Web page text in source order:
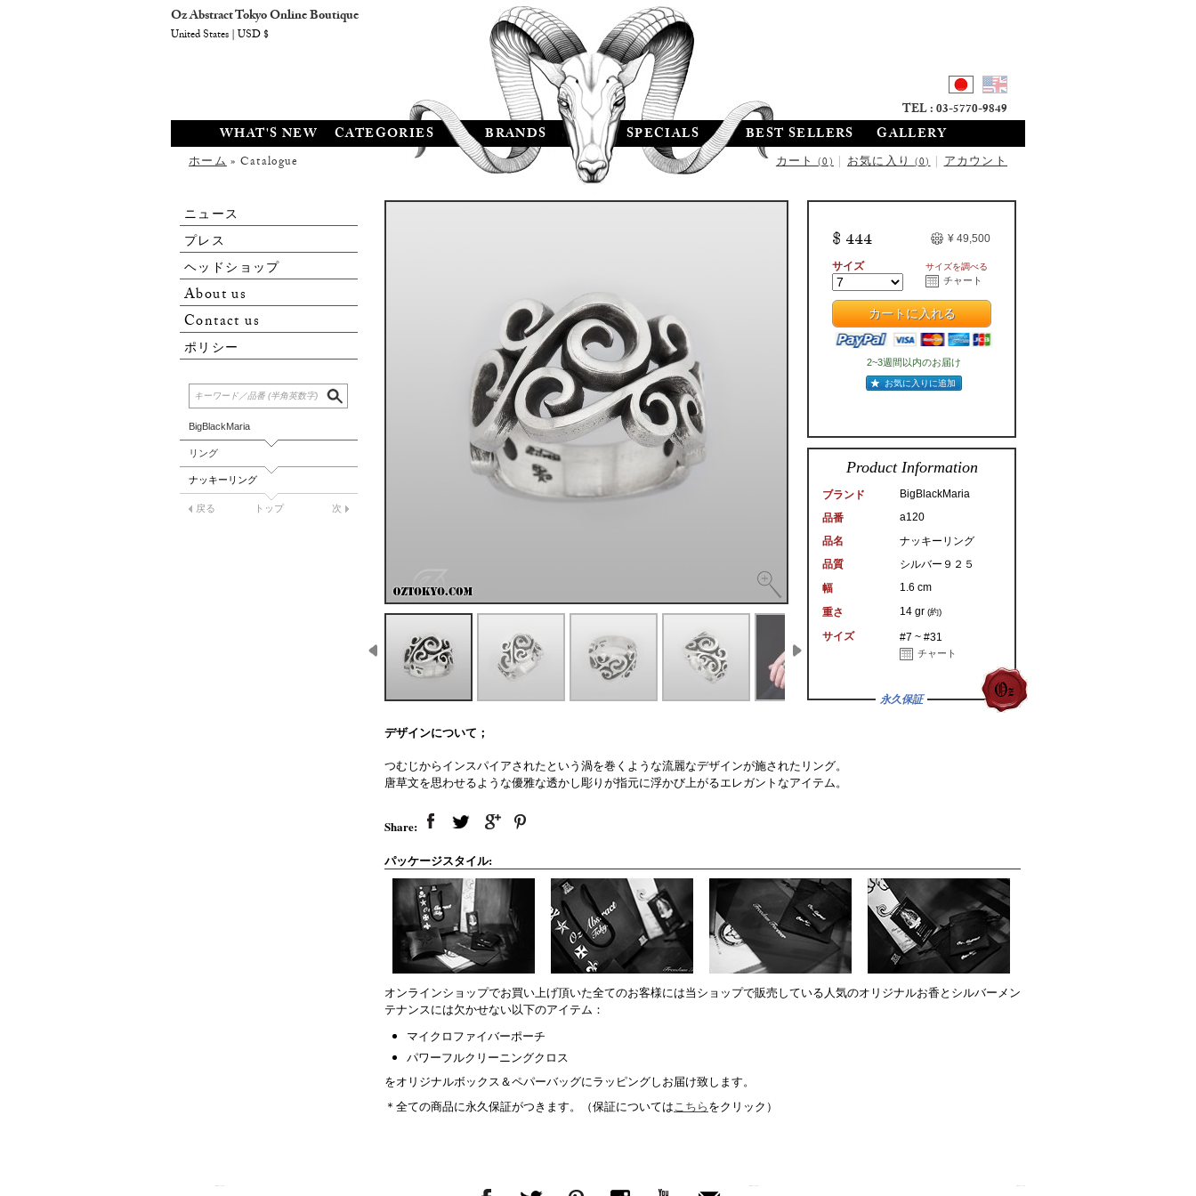
WHAT'S NEW CATEGORIES BRANDS SPECIALS BEST SELLERS GALLERY
カート(0)|お気に入り(0)|アカウント
ホーム» Catalogue
TEL : 03-5770-9849
ニュース
プレス
ヘッドショップ
About us
Contact us
ポリシー
BigBlackMaria
リング
ナッキーリング
戻る トップ 次
¥ 49,500
$ 444
サイズ サイズを調べる
チャート
カートに入れる
2~3週間以内のお届け
お気に入りに追加
Product Information
ブランド
BigBlackMaria
品番
a120
品名
ナッキーリング
品質
シルバー９２５
幅
1.6 cm
重さ
14 gr (約)
サイズ #7 ~ #31
チャート
永久保証
デザインについて；
つむじからインスパイアされたという渦を巻くような流麗なデザインが施されたリング。
唐草文を思わせるような優雅な透かし彫りが指元に浮かび上がるエレガントなアイテム。
Share:
パッケージスタイル:
オンラインショップでお買い上げ頂いた全てのお客様には当ショップで販売している人気のオリジナルお香とシルバーメン
テナンスには欠かせない以下のアイテム：
マイクロファイバーポーチ
パワーフルクリーニングクロス
をオリジナルボックス＆ペパーバッグにラッピングしお届け致します。
＊全ての商品に永久保証がつきます。（保証についてはこちらをクリック）
Oz Abstract Tokyo Online Boutique
United States | USD $